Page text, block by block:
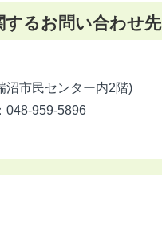
するお問い合わせ先
沼市民センター内2階)
048-959-5896